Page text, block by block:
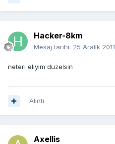
Hacker-8km
Mesaj tarihi: 25 Aralık 2011
neteri eliyim duzelsin
Alıntı
Axellis